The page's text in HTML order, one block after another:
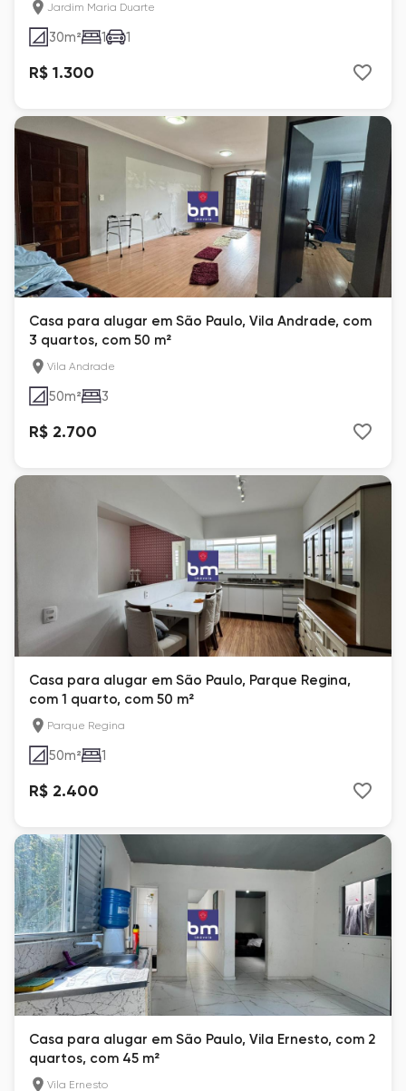
Jardim Maria Duarte
30m² 1 1
R$ 1.300
Casa para alugar em São Paulo, Vila Andrade, com
3 quartos, com 50 m²
Vila Andrade
50m² 3
R$ 2.700
Casa para alugar em São Paulo, Parque Regina,
com 1 quarto, com 50 m²
Parque Regina
50m² 1
R$ 2.400
Casa para alugar em São Paulo, Vila Ernesto, com 2
quartos, com 45 m²
Vila Ernesto